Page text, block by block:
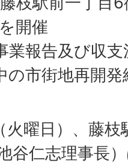
開催
業報告及び収
の市街地再開
火曜日）、藤
谷仁志理事長